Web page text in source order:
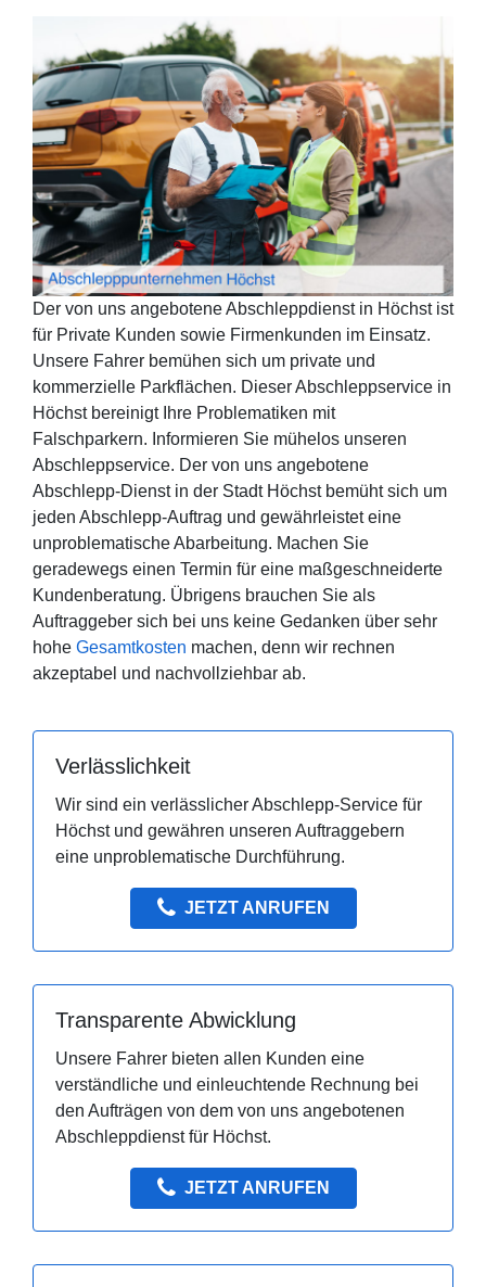
Der von uns angebotene Abschleppdienst in Höchst ist
für Private Kunden sowie Firmenkunden im Einsatz.
Unsere Fahrer bemühen sich um private und
kommerzielle Parkflächen. Dieser Abschleppservice in
Höchst bereinigt Ihre Problematiken mit
Falschparkern. Informieren Sie mühelos unseren
Abschleppservice. Der von uns angebotene
Abschlepp-Dienst in der Stadt Höchst bemüht sich um
jeden Abschlepp-Auftrag und gewährleistet eine
unproblematische Abarbeitung. Machen Sie
geradewegs einen Termin für eine maßgeschneiderte
Kundenberatung. Übrigens brauchen Sie als
Auftraggeber sich bei uns keine Gedanken über sehr
hohe Gesamtkosten machen, denn wir rechnen
akzeptabel und nachvollziehbar ab.
Verlässlichkeit
Wir sind ein verlässlicher Abschlepp-Service für
Höchst und gewähren unseren Auftraggebern
eine unproblematische Durchführung.
JETZT ANRUFEN
Transparente Abwicklung
Unsere Fahrer bieten allen Kunden eine
verständliche und einleuchtende Rechnung bei
den Aufträgen von dem von uns angebotenen
Abschleppdienst für Höchst.
JETZT ANRUFEN